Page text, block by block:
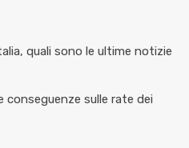
quali sono le ultime notizie
conseguenze sulle rate dei